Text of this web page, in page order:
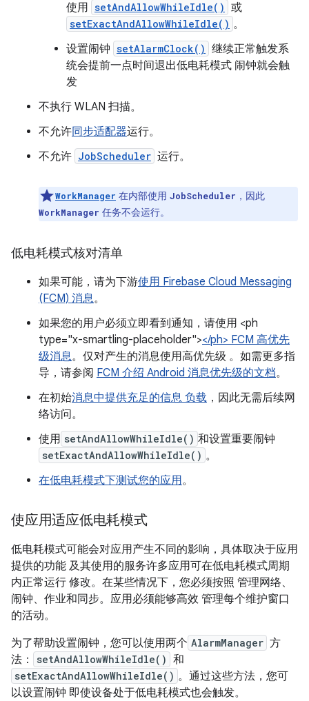
使用 setAndAllowWhileIdle() 或
setExactAndAllowWhileIdle() 。
设置闹钟 setAlarmClock() 继续正常触发系
统会提前一点时间退出低电耗模式 闹钟就会触
发
不执行 WLAN 扫描。
不允许同步适配器运行。
不允许 JobScheduler 运行。
WorkManager 在内部使用 JobScheduler ，因此
WorkManager 任务不会运行。
低电耗模式核对清单
如果可能，请为下游使用 Firebase Cloud Messaging
(FCM) 消息。
如果您的用户必须立即看到通知，请使用 <ph
type="x-smartling-placeholder"></ph> FCM 高优先
级消息。仅对产生的消息使用高优先级 。如需更多指
导，请参阅 FCM 介绍 Android 消息优先级的文档。
在初始消息中提供充足的信息 负载 ，因此无需后续网
络访问。
使用 setAndAllowWhileIdle() 和设置重要闹钟
setExactAndAllowWhileIdle() 。
在低电耗模式下测试您的应用。
使应用适应低电耗模式
低电耗模式可能会对应用产生不同的影响，具体取决于应用
提供的功能 及其使用的服务许多应用可在低电耗模式周期
内正常运行 修改。在某些情况下，您必须按照 管理网络、
闹钟、作业和同步。应用必须能够高效 管理每个维护窗口
的活动。
为了帮助设置闹钟，您可以使用两个 AlarmManager 方
法：
setAndAllowWhileIdle() 和
setExactAndAllowWhileIdle() 。通过这些方法，您可
以设置闹钟 即使设备处于低电耗模式也会触发。